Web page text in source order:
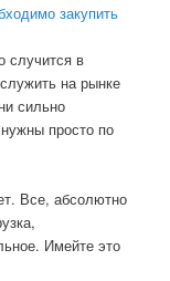
закупить
случится в
на рынке
сильно
просто по
Все, абсолютно
Имейте это